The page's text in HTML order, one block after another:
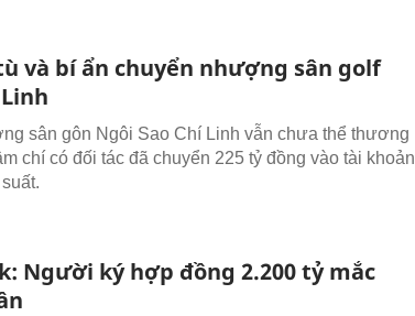
và bí ẩn chuyển nhượng sân golf
sân gôn Ngôi Sao Chí Linh vẫn chưa thể thương
chí có đối tác đã chuyển 225 tỷ đồng vào tài khoản
Người ký hợp đồng 2.200 tỷ mắc